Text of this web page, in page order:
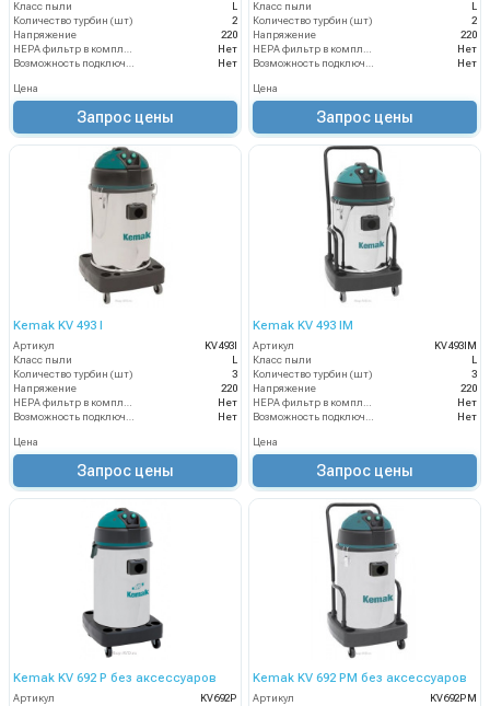
Класс пыли
L
Количество турбин (шт)
2
Напряжение
220
HEPA фильтр в комплекте
Нет
Возможность подключения электрощетки
Нет
Цена
Запрос цены
Класс пыли
L
Количество турбин (шт)
2
Напряжение
220
HEPA фильтр в комплекте
Нет
Возможность подключения электрощетки
Нет
Цена
Запрос цены
Kemak KV 493 I
Артикул
KV493I
Класс пыли
Количество турбин (шт)
3
Напряжение
220
Нет
Нет
Цена
Запрос цены
Kemak KV 493 IM
Артикул
KV493IM
Класс пыли
Количество турбин (шт)
3
Напряжение
220
Нет
Нет
Цена
Запрос цены
Kemak KV 692 P без аксессуаров
Артикул
KV692P
Kemak KV 692 PM без аксессуаров
Артикул
KV692PM